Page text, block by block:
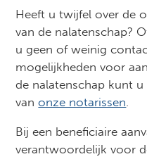
Heeft u twijfel over de
van de nalatenschap?
u geen of weinig
mogelijkheden voor
de nalatenschap kunt
vanonze notarissen.
Bij een beneficiaire
verantwoordelijk voor